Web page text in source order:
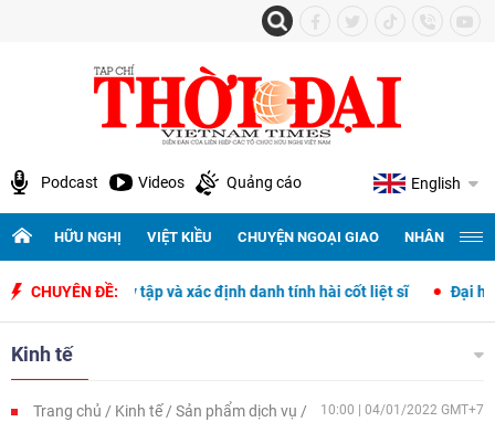
Podcast Videos Quảng cáo English
HỮU NGHỊ VIỆT KIỀU CHUYỆN NGOẠI GIAO NHÂN
CHUYÊN ĐỀ:
kiếm, quy tập và xác định danh tính hài cốt liệt sĩ Đại hội đại
Kinh tế
Trang chủ Kinh tế Sản phẩm dịch vụ 10:00 | 04/01/2022 GMT+7